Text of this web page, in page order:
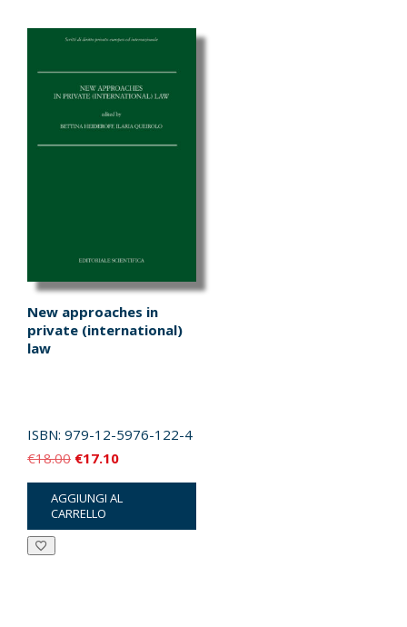
New approaches in
private (international)
law
ISBN: 979-12-5976-122-4
€18.00 Il
prezzo
originale
era:
€17.10Il
prezzo
attuale
è:
AGGIUNGI AL
CARRELLO